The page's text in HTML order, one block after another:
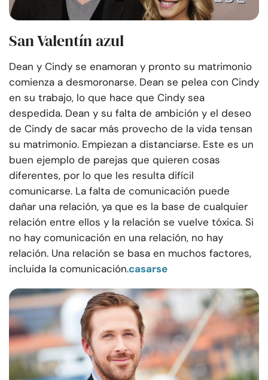
San Valentín azul
Dean y Cindy se enamoran y pronto su matrimonio
comienza a desmoronarse. Dean se pelea con Cindy
en su trabajo, lo que hace que Cindy sea
despedida. Dean y su falta de ambición y el deseo
de Cindy de sacar más provecho de la vida tensan
su matrimonio. Empiezan a distanciarse. Este es un
buen ejemplo de parejas que quieren cosas
diferentes, por lo que les resulta difícil
comunicarse. La falta de comunicación puede
dañar una relación, ya que es la base de cualquier
relación entre ellos y la relación se vuelve tóxica. Si
no hay comunicación en una relación, no hay
relación. Una relación se basa en muchos factores,
incluida la comunicación.casarse